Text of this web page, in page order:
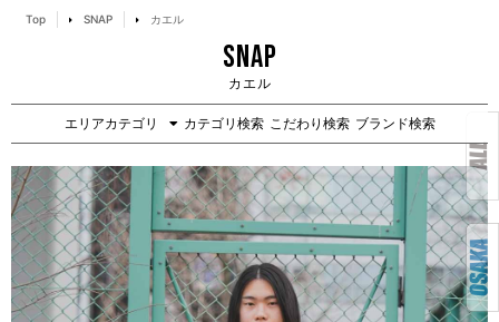
Top SNAP カエル
SNAP
カエル
エリアカテゴリ カテゴリ検索 こだわり検索 ブランド検索